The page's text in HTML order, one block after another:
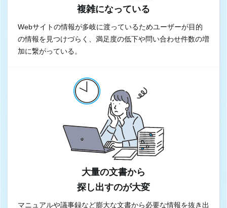
複雑になっている
Webサイトの情報が多岐に渡っているためユーザーが目的
の情報を見つけづらく、満足度の低下や問い合わせ件数の増
加に繋がっている。
大量の文書から
探し出すのが大変
マニュアルや議事録など膨大な文書から必要な情報を抜き出